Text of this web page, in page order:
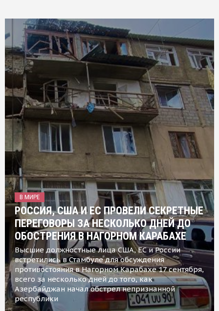
В МИРЕ
РОССИЯ, США И ЕС ПРОВЕЛИ СЕКРЕТНЫЕ
ПЕРЕГОВОРЫ ЗА НЕСКОЛЬКО ДНЕЙ ДО
ОБОСТРЕНИЯ В НАГОРНОМ КАРАБАХЕ
Высшие должностные лица США, ЕС и России
встретились в Стамбуле для обсуждения
противостояния в Нагорном Карабахе 17 сентября,
всего за несколько дней до того, как
Азербайджан начал обстрел непризнанной
республики